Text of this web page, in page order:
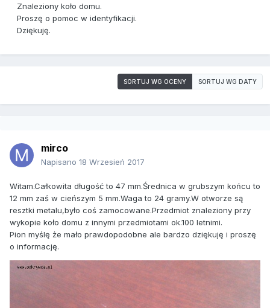
Znaleziony koło domu.
Proszę o pomoc w identyfikacji.
Dziękuję.
SORTUJ WG OCENY SORTUJ WG DATY
mirco
Napisano 18 Wrzesień 2017
Witam.Całkowita długość to 47 mm.Średnica w grubszym końcu to
12 mm zaś w cieńszym 5 mm.Waga to 24 gramy.W otworze są
resztki metalu,było coś zamocowane.Przedmiot znaleziony przy
wykopie koło domu z innymi przedmiotami ok.100 letnimi.
Pion myślę że mało prawdopodobne ale bardzo dziękuję i proszę
o informację.